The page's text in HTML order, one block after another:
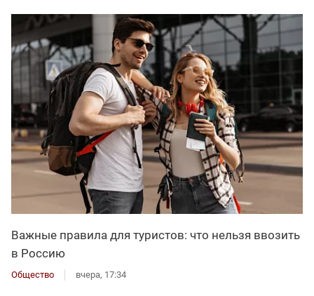
Важные правила для туристов: что нельзя ввозить
в Россию
Общество вчера, 17:34